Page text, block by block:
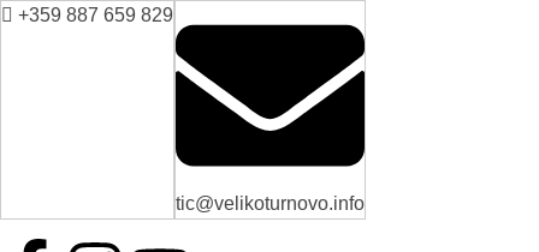
+359 887 659 829
tic@velikoturnovo.info